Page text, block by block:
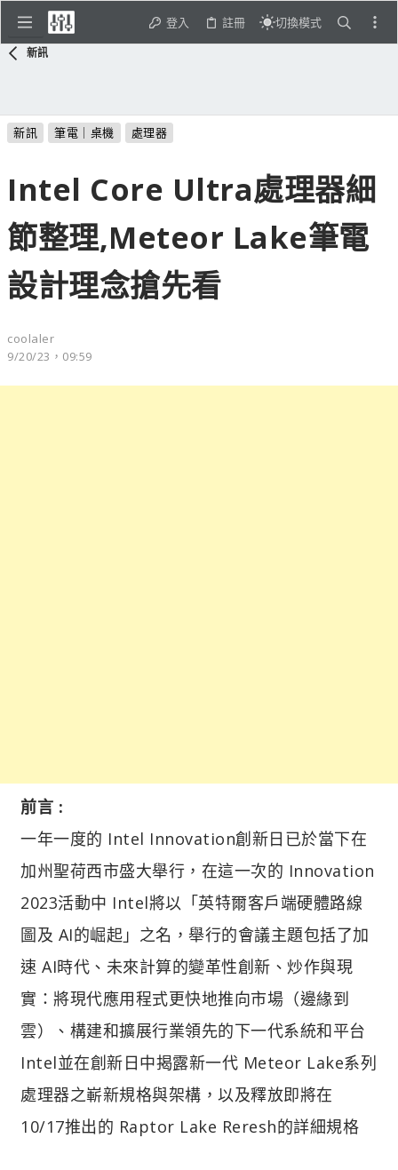
登入 註冊 切換模式
新訊
新訊 筆電｜桌機 處理器
Intel Core Ultra處理器細
節整理,Meteor Lake筆電
設計理念搶先看
coolaler
9/20/23，09:59
前言 :
一年一度的 Intel Innovation創新日已於當下在
加州聖荷西市盛大舉行，在這一次的 Innovation
2023活動中 Intel將以「英特爾客戶端硬體路線
圖及 AI的崛起」之名，舉行的會議主題包括了加
速 AI時代、未來計算的變革性創新、炒作與現
實：將現代應用程式更快地推向市場（邊緣到
雲）、構建和擴展行業領先的下一代系統和平台
Intel並在創新日中揭露新一代 Meteor Lake系列
處理器之嶄新規格與架構，以及釋放即將在
10/17推出的 Raptor Lake Reresh的詳細規格